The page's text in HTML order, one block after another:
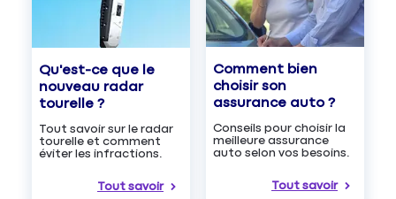
Qu'est-ce que le
nouveau radar
tourelle ?
Tout savoir sur le radar
tourelle et comment
éviter les infractions.
Tout savoir
Comment bien
choisir son
assurance auto ?
Conseils pour choisir la
meilleure assurance
auto selon vos besoins.
Tout savoir